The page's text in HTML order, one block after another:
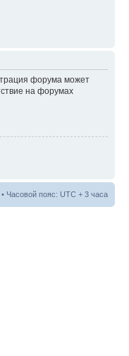
форума может
на форумах
• Часовой пояс: UTC + 3 часа